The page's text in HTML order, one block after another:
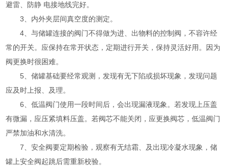
避雷、防静 电接地线完好。
3、内外夹层间真空度的测定。
4、与储罐连接的阀门不得做为进、出物料的控制阀，不容许经
常的开关。应保持在常开状态，定期进行开关，保持灵活好用。因为
阀更换时很困难。
5、储罐基础要经常观测，发现有无下陷或损坏现象，发现问题
应及时上报、及理。
6、低温阀门使用一段时间后，会出现漏液现象。若发现上压盖
有微漏，应压紧填料压盖。若阀芯不能关闭，应更换阀芯，低温阀门
严禁加油和水清洗。
7、安全阀要定期检验，观察有无结霜、及出现冷凝水现象，储
罐上安全阀起跳后需重新校验。